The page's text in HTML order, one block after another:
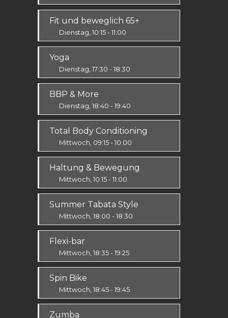
Alle
Fit und beweglich 65+
Dienstag, 10:15 - 11:00
Fit & Vital
Alle
Yoga
Dienstag, 17:30 - 18:30
Körper & Geist
Alle
BBP & More
Dienstag, 18:40 - 19:40
Ausdauer & Kraft
Alle
Total Body Conditioning
Mittwoch, 09:15 - 10:00
Fit & Vital
Alle
Haltung & Bewegung
Mittwoch, 10:15 - 11:00
Fit & Vital
Prävention
Summer Tabata Style
Mittwoch, 18:00 - 18:30
Fit & Vital
Mittel / Fortgeschritten
Flexi-bar
Mittwoch, 18:35 - 19:25
Ausdauer & Kraft
Alle
Spin Bike
Mittwoch, 18:45 - 19:45
Alle
Zumba